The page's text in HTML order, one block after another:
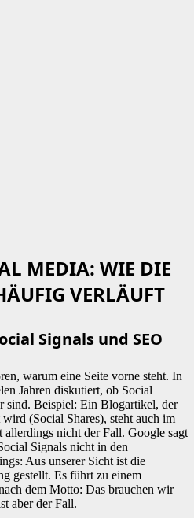
MEDIA: WIE DIE
VERLÄUFT
Signals und SEO
warum eine Seite vorne steht. In
Jahren diskutiert, ob Social
sind. Beispiel: Ein Blogartikel, der
(Social Shares), steht auch im
allerdings nicht der Fall. Google sagt
Signals nicht in den
Aus unserer Sicht ist die
gestellt. Es führt zu einem
dem Motto: Das brauchen wir
aber der Fall.